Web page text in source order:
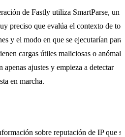
de Fastly utiliza SmartParse, un
preciso que evalúa el contexto de
y el modo en que se ejecutarían para
cargas útiles maliciosas o
apenas ajustes y empieza a detectar
en marcha.
sobre reputación de IP que se